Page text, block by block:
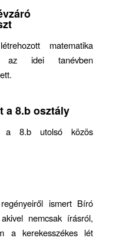
matematika
az idei tanévben
a 8.b osztály
a 8.b utolsó közös
ismert Bíró
nemcsak írásról,
a kerekesszékes lét